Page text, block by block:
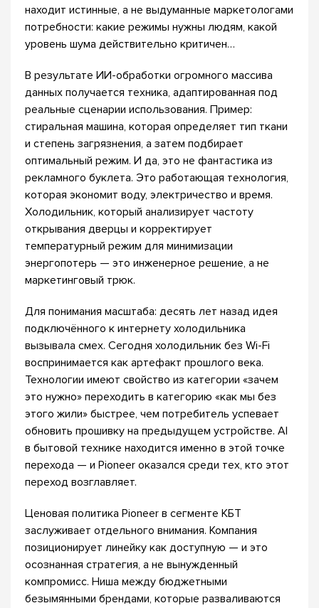
находит истинные, а не выдуманные маркетологами
потребности: какие режимы нужны людям, какой
уровень шума действительно критичен…
В результате ИИ-обработки огромного массива
данных получается техника, адаптированная под
реальные сценарии использования. Пример:
стиральная машина, которая определяет тип ткани
и степень загрязнения, а затем подбирает
оптимальный режим. И да, это не фантастика из
рекламного буклета. Это работающая технология,
которая экономит воду, электричество и время.
Холодильник, который анализирует частоту
открывания дверцы и корректирует
температурный режим для минимизации
энергопотерь — это инженерное решение, а не
маркетинговый трюк.
Для понимания масштаба: десять лет назад идея
подключённого к интернету холодильника
вызывала смех. Сегодня холодильник без Wi-Fi
воспринимается как артефакт прошлого века.
Технологии имеют свойство из категории «зачем
это нужно» переходить в категорию «как мы без
этого жили» быстрее, чем потребитель успевает
обновить прошивку на предыдущем устройстве. AI
в бытовой технике находится именно в этой точке
перехода — и Pioneer оказался среди тех, кто этот
переход возглавляет.
Ценовая политика Pioneer в сегменте КБТ
заслуживает отдельного внимания. Компания
позиционирует линейку как доступную — и это
осознанная стратегия, а не вынужденный
компромисс. Ниша между бюджетными
безымянными брендами, которые разваливаются